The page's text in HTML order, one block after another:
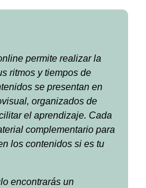
permite realizar la
ritmos y tiempos de
se presentan en
organizados de
el aprendizaje. Cada
complementario para
los contenidos si es tu
encontrarás un